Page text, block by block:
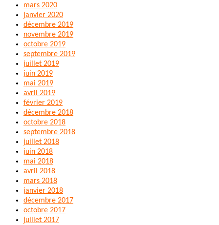
mars 2020
janvier 2020
décembre 2019
novembre 2019
octobre 2019
septembre 2019
juillet 2019
juin 2019
mai 2019
avril 2019
février 2019
décembre 2018
octobre 2018
septembre 2018
juillet 2018
juin 2018
mai 2018
avril 2018
mars 2018
janvier 2018
décembre 2017
octobre 2017
juillet 2017